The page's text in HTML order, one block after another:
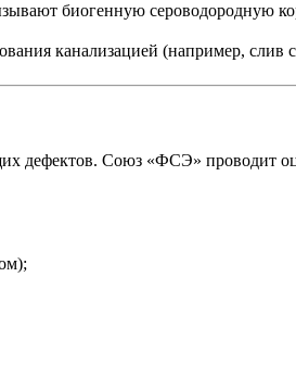
биогенную сероводородную
канализацией (например,
дефектов. Союз «ФСЭ» проводит